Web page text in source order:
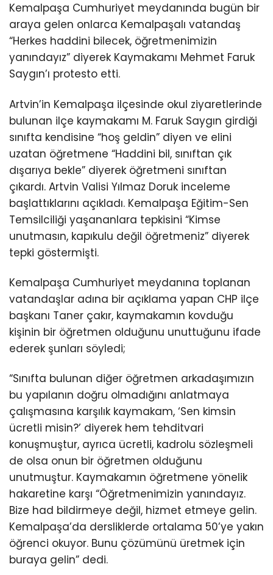
Kemalpaşa Cumhuriyet meydanında bugün bir
araya gelen onlarca Kemalpaşalı vatandaş
“Herkes haddini bilecek, öğretmenimizin
yanındayız” diyerek Kaymakamı Mehmet Faruk
Saygın’ı protesto etti.
Artvin’in Kemalpaşa ilçesinde okul ziyaretlerinde
bulunan ilçe kaymakamı M. Faruk Saygın girdiği
sınıfta kendisine “hoş geldin” diyen ve elini
uzatan öğretmene “Haddini bil, sınıftan çık
dışarıya bekle” diyerek öğretmeni sınıftan
çıkardı. Artvin Valisi Yılmaz Doruk inceleme
başlattıklarını açıkladı. Kemalpaşa Eğitim-Sen
Temsilciliği yaşananlara tepkisini “Kimse
unutmasın, kapıkulu değil öğretmeniz” diyerek
tepki göstermişti.
Kemalpaşa Cumhuriyet meydanına toplanan
vatandaşlar adına bir açıklama yapan CHP ilçe
başkanı Taner çakır, kaymakamın kovduğu
kişinin bir öğretmen olduğunu unuttuğunu ifade
ederek şunları söyledi;
“Sınıfta bulunan diğer öğretmen arkadaşımızın
bu yapılanın doğru olmadığını anlatmaya
çalışmasına karşılık kaymakam, ‘Sen kimsin
ücretli misin?’ diyerek hem tehditvari
konuşmuştur, ayrıca ücretli, kadrolu sözleşmeli
de olsa onun bir öğretmen olduğunu
unutmuştur. Kaymakamın öğretmene yönelik
hakaretine karşı “Öğretmenimizin yanındayız.
Bize had bildirmeye değil, hizmet etmeye gelin.
Kemalpaşa’da dersliklerde ortalama 50’ye yakın
öğrenci okuyor. Bunu çözümünü üretmek için
buraya gelin” dedi.